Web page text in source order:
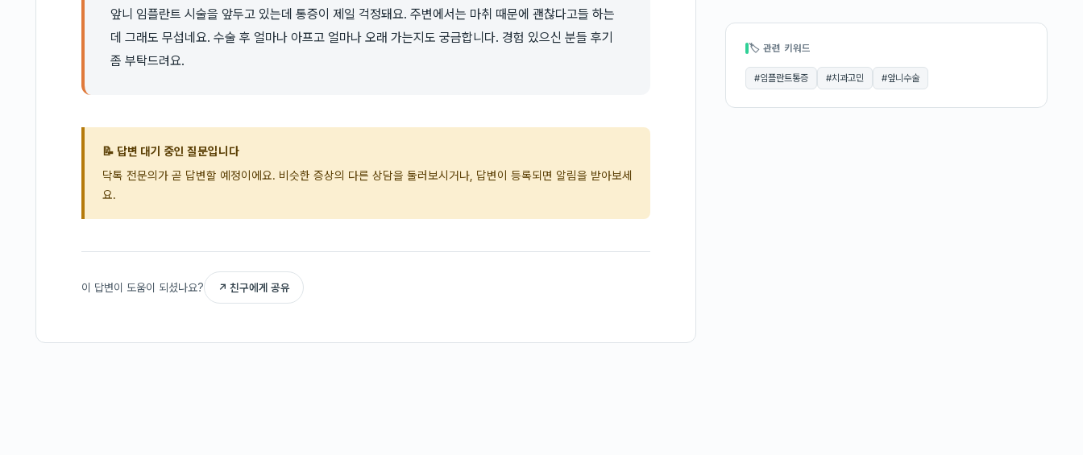
앞니 임플란트 시술을 앞두고 있는데 통증이 제일 걱정돼요. 주변에서는 마취 때문에 괜찮다고들 하는
데 그래도 무섭네요. 수술 후 얼마나 아프고 얼마나 오래 가는지도 궁금합니다. 경험 있으신 분들 후기
좀 부탁드려요.
📝 답변 대기 중인 질문입니다
닥톡 전문의가 곧 답변할 예정이에요. 비슷한 증상의 다른 상담을 둘러보시거나, 답변이 등록되면 알림을 받아보세
요.
이 답변이 도움이 되셨나요? ↗ 친구에게 공유
🏷 관련 키워드
#임플란트통증 #치과고민 #앞니수술